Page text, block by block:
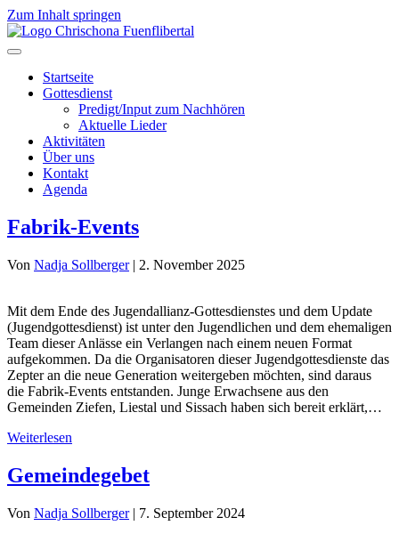
Zum Inhalt springen
Startseite
Gottesdienst
Predigt/Input zum Nachhören
Aktuelle Lieder
Aktivitäten
Über uns
Kontakt
Agenda
Fabrik-Events
Von Nadja Sollberger| 2. November 2025
Mit dem Ende des Jugendallianz-Gottesdienstes und dem Update
(Jugendgottesdienst) ist unter den Jugendlichen und dem ehemaligen
Team dieser Anlässe ein Verlangen nach einem neuen Format
aufgekommen. Da die Organisatoren dieser Jugendgottesdienste das
Zepter an die neue Generation weitergeben möchten, sind daraus
die Fabrik-Events entstanden. Junge Erwachsene aus den
Gemeinden Ziefen, Liestal und Sissach haben sich bereit erklärt,…
Weiterlesen
Gemeindegebet
Von Nadja Sollberger| 7. September 2024